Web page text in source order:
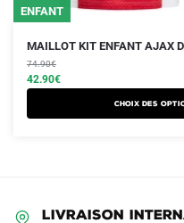
ENFANT
MAILLOT KIT ENFANT AJAX
74.90€
Le
prix
initial
était :
42.90€
Le
prix
actuel
est :
Choix des
Ce
produit
a
êtreLIVRAISON